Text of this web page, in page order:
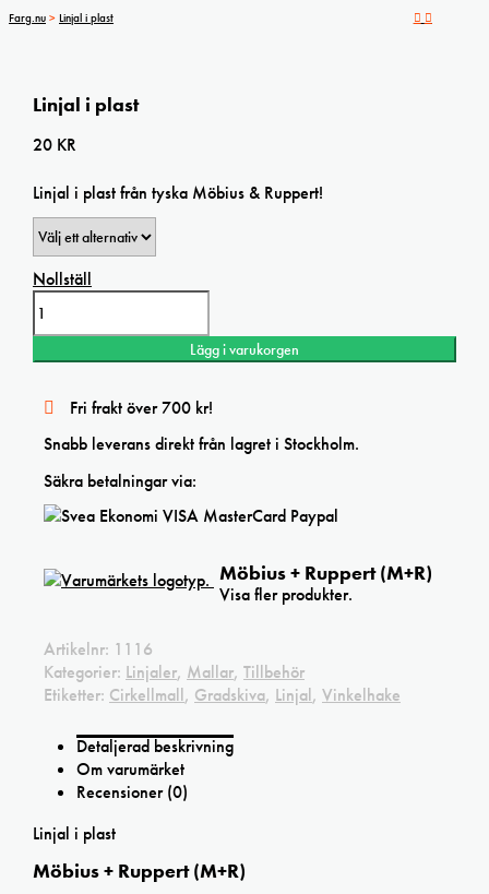
Farg.nu > Linjal i plast
Linjal i plast
20 KR
Linjal i plast från tyska Möbius & Ruppert!
Nollställ
Linjal
plast
mängd
Lägg i varukorgen
Fri frakt över 700 kr!
Snabb leverans direkt från lagret i Stockholm.
Säkra betalningar via:
Möbius + Ruppert (M+R)
Visa fler produkter.
Artikelnr: 1116
Kategorier: Linjaler, Mallar, Tillbehör
Etiketter: Cirkellmall, Gradskiva, Linjal, Vinkelhake
Detaljerad beskrivning
Om varumärket
Recensioner (0)
Linjal i plast
Möbius + Ruppert (M+R)